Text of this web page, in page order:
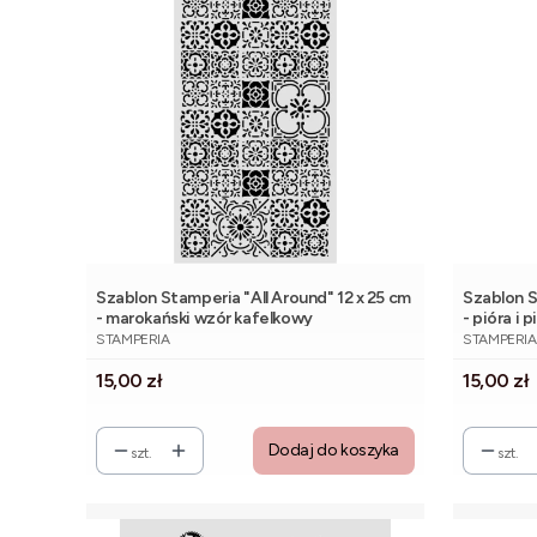
Szablon Stamperia "All Around" 12 x 25 cm
- marokański wzór kafelkowy
PRODUCENT
STAMPERIA
Cena
15,00 zł
szt. Dodaj do koszyka
Szablon
- pióra i
STAMPERIA
Cena
15,00 zł
szt.